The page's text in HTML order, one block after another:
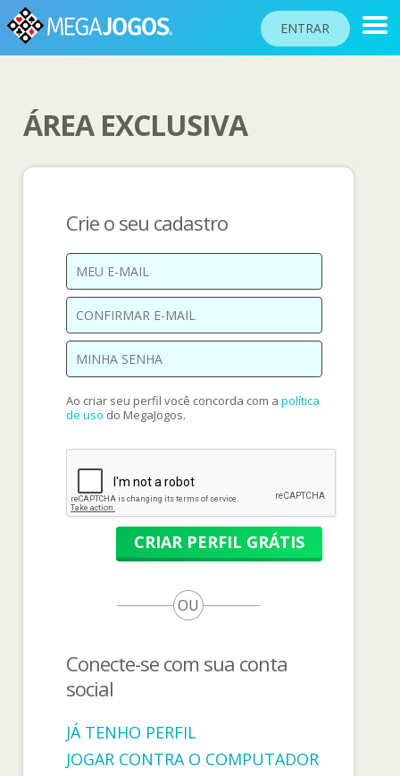
ENTRAR
RANKINGS
AJUDA
PASSAPORTE
JOGAR
ÁREA EXCLUSIVA
Crie o seu cadastro
Ao criar seu perfil você concorda com a política
de uso do MegaJogos.
CRIAR PERFIL GRÁTIS
OU
Conecte-se com sua conta
social
JÁ TENHO PERFIL
JOGAR CONTRA O COMPUTADOR